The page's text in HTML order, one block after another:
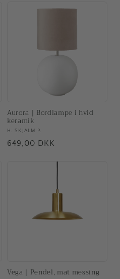
Aurora | Bordlampe i hvid
keramik
Forhandler:
H. SKJALM P.
Normalpris
649,00 DKK
Vega | Pendel, mat messing